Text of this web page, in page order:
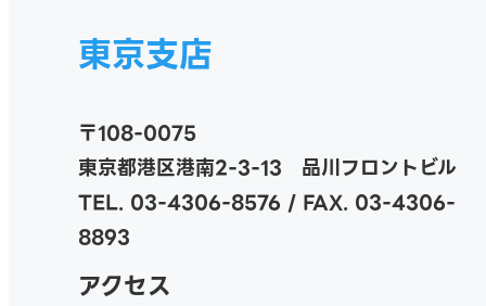
東京支店
〒108-0075
東京都港区港南2-3-13 品川フロントビル
TEL. 03-4306-8576 / FAX. 03-4306-
8893
アクセス